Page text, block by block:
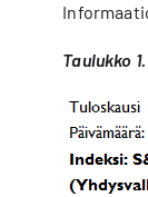
Taulukko